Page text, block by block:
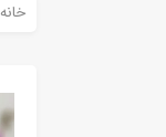
خانه